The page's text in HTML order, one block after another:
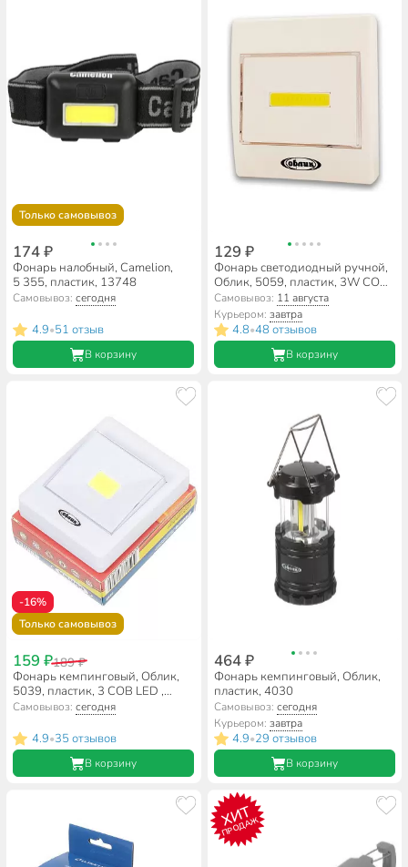
Только самовывоз
174 ₽
Фонарь налобный, Camelion,
5 355, пластик, 13748
Самовывоз:сегодня
4.9•51 отзыв
В корзину
129 ₽
Фонарь светодиодный ручной,
Облик, 5059, пластик, 3W COB,
УТ-00000739
Самовывоз: 11 августа
Курьером: завтра
4.8•48 отзывов
В корзину
-16%
Только самовывоз
159 ₽189 ₽
Фонарь кемпинговый, Облик,
5039, пластик, 3 COB LED ,
магнит
Самовывоз:сегодня
4.9•35 отзывов
В корзину
464 ₽
Фонарь кемпинговый, Облик,
пластик, 4030
Самовывоз: сегодня
Курьером: завтра
4.9•29 отзывов
В корзину
ХИТ
ПРОДАЖ